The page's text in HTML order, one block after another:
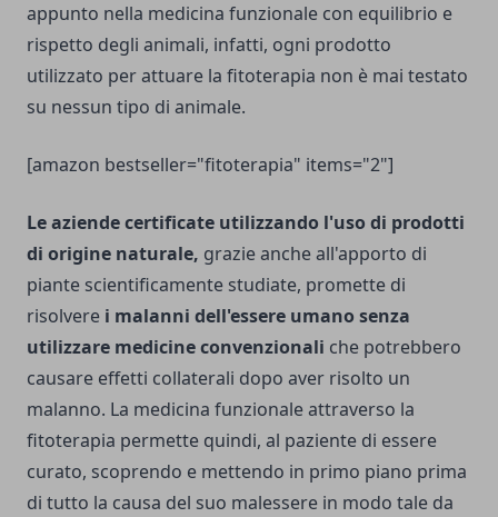
appunto nella medicina funzionale con equilibrio e
rispetto degli animali, infatti, ogni prodotto
utilizzato per attuare la fitoterapia non è mai testato
su nessun tipo di animale.
[amazon bestseller="fitoterapia" items="2"]
Le aziende certificate utilizzando l'uso di prodotti
di origine naturale, grazie anche all'apporto di
piante scientificamente studiate, promette di
risolvere i malanni dell'essere umano senza
utilizzare medicine convenzionali che potrebbero
causare effetti collaterali dopo aver risolto un
malanno. La medicina funzionale attraverso la
fitoterapia permette quindi, al paziente di essere
curato, scoprendo e mettendo in primo piano prima
di tutto la causa del suo malessere in modo tale da